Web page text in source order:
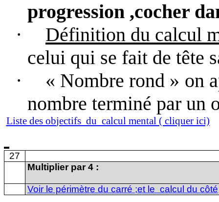
progression ,cocher
·
Définition du calcul
celui qui se fait de tête
·
« Nombre rond » on
nombre terminé par un
Liste des objectifs du calcul mental ( cliquer ici)
27
Multiplier par 4 :
Voir le périmètre du carré ;et le calcul du côté